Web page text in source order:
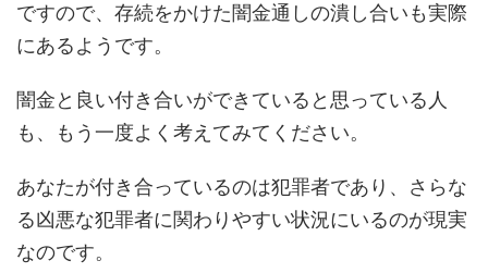
ですので、存続をかけた闇金通しの潰し合いも実際
にあるようです。
闇金と良い付き合いができていると思っている人
も、もう一度よく考えてみてください。
あなたが付き合っているのは犯罪者であり、さらな
る凶悪な犯罪者に関わりやすい状況にいるのが現実
なのです。